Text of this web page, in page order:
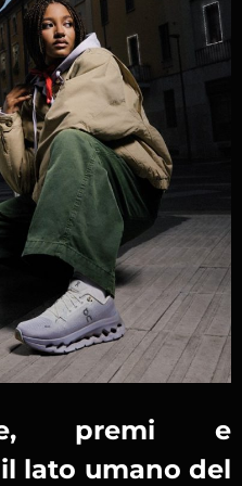
premi e
lato umano del